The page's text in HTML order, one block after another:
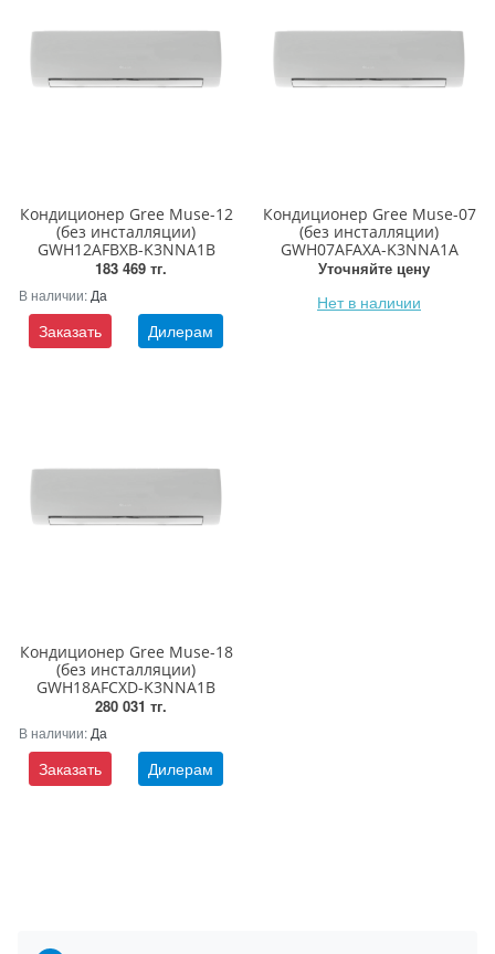
Кондиционер Gree Muse-12
(без инсталляции)
GWH12AFBXB-K3NNA1B
183 469 тг.
В наличии: Да
Заказать Дилерам
Кондиционер Gree Muse-07
(без инсталляции)
GWH07AFAXA-K3NNA1A
Уточняйте цену
Нет в наличии
Кондиционер Gree Muse-18
(без инсталляции)
GWH18AFCXD-K3NNA1B
280 031 тг.
В наличии: Да
Заказать Дилерам